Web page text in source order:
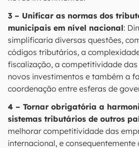
3 – Unificar as normas dos
municipais em nível nacional:
simplificaria diversas questões,
códigos tributários, a
fiscalização, a competitividade das
novos investimentos e também a
coordenação entre esferas de
4 – Tornar obrigatória a
sistemas tributários de outros
melhorar competitividade das
internacional, e consequentemente